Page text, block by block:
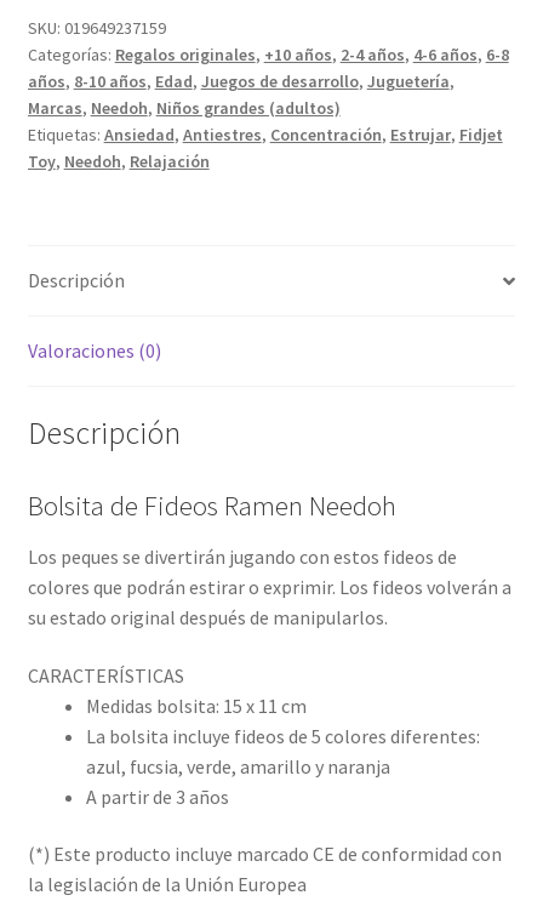
Needoh
cantidad
SKU: 019649237159
Categorías: Regalos originales, +10 años, 2-4 años, 4-6 años, 6-8
años, 8-10 años, Edad, Juegos de desarrollo, Juguetería,
Marcas, Needoh, Niños grandes (adultos)
Etiquetas: Ansiedad, Antiestres, Concentración, Estrujar, Fidjet
Toy, Needoh, Relajación
Descripción
Valoraciones (0)
Descripción
Bolsita de Fideos Ramen Needoh
Los peques se divertirán jugando con estos fideos de
colores que podrán estirar o exprimir. Los fideos volverán a
su estado original después de manipularlos.
CARACTERÍSTICAS
Medidas bolsita: 15 x 11 cm
La bolsita incluye fideos de 5 colores diferentes:
azul, fucsia, verde, amarillo y naranja
A partir de 3 años
(*) Este producto incluye marcado CE de conformidad con
la legislación de la Unión Europea